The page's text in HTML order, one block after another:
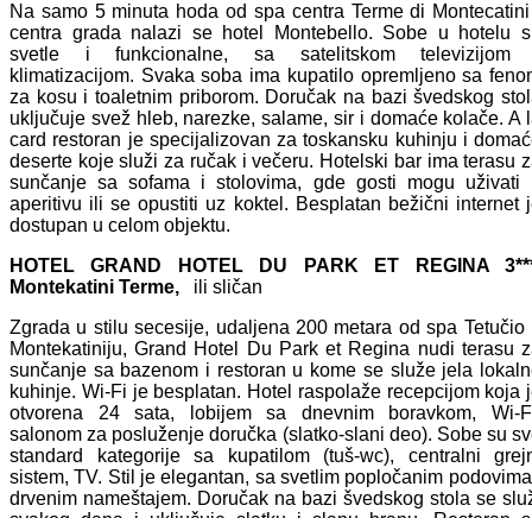
Na samo 5 minuta hoda od spa centra Terme di
centra grada nalazi se hotel Montebello. Sobe u hotelu
svetle i funkcionalne, sa satelitskom
klimatizacijom. Svaka soba ima kupatilo opremljeno sa
za kosu i toaletnim priborom. Doručak na bazi švedskog
uključuje svež hleb, narezke, salame, sir i domaće kolače. A
card restoran je specijalizovan za toskansku kuhinju i
deserte koje služi za ručak i večeru. Hotelski bar ima terasu
sunčanje sa sofama i stolovima, gde gosti mogu uživati
aperitivu ili se opustiti uz koktel. Besplatan bežični internet
dostupan u celom objektu.
HOTEL GRAND HOTEL DU PARK ET REGINA
Montekatini Terme,
ili sličan
Zgrada u stilu secesije, udaljena 200 metara od spa Tetučio
Montekatiniju, Grand Hotel Du Park et Regina nudi terasu
sunčanje sa bazenom i restoran u kome se služe jela
kuhinje. Wi-Fi je besplatan. Hotel raspolaže recepcijom koja
otvorena 24 sata, lobijem sa dnevnim boravkom, Wi-
salonom za posluženje doručka (slatko-slani deo). Sobe su
standard kategorije sa kupatilom (tuš-wc), centralni
sistem, TV. Stil je elegantan, sa svetlim popločanim
drvenim nameštajem. Doručak na bazi švedskog stola se